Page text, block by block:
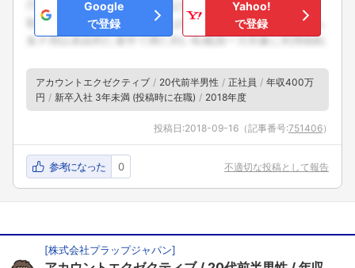
Google
で登録
Yahoo!
で登録
アカウントエクゼクティブ 20代前半男性 正社員
年収400万
円
新卒入社 3年未満 (投稿時に在職) 2018年度
投稿日:2018-09-16 （記事番号:751406）
参考になった 0 不適切な投稿として報告
[株式会社プラップジャパン]